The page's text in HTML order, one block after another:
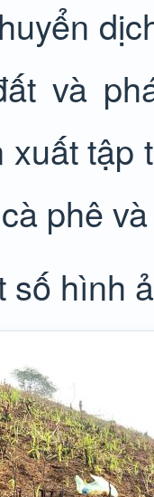
và
xuất
phê
số hình